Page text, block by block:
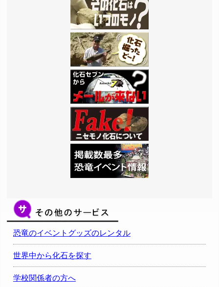
恐竜のイベントグッズのレンタル
世界中から化石を探す
学校関係者の方へ